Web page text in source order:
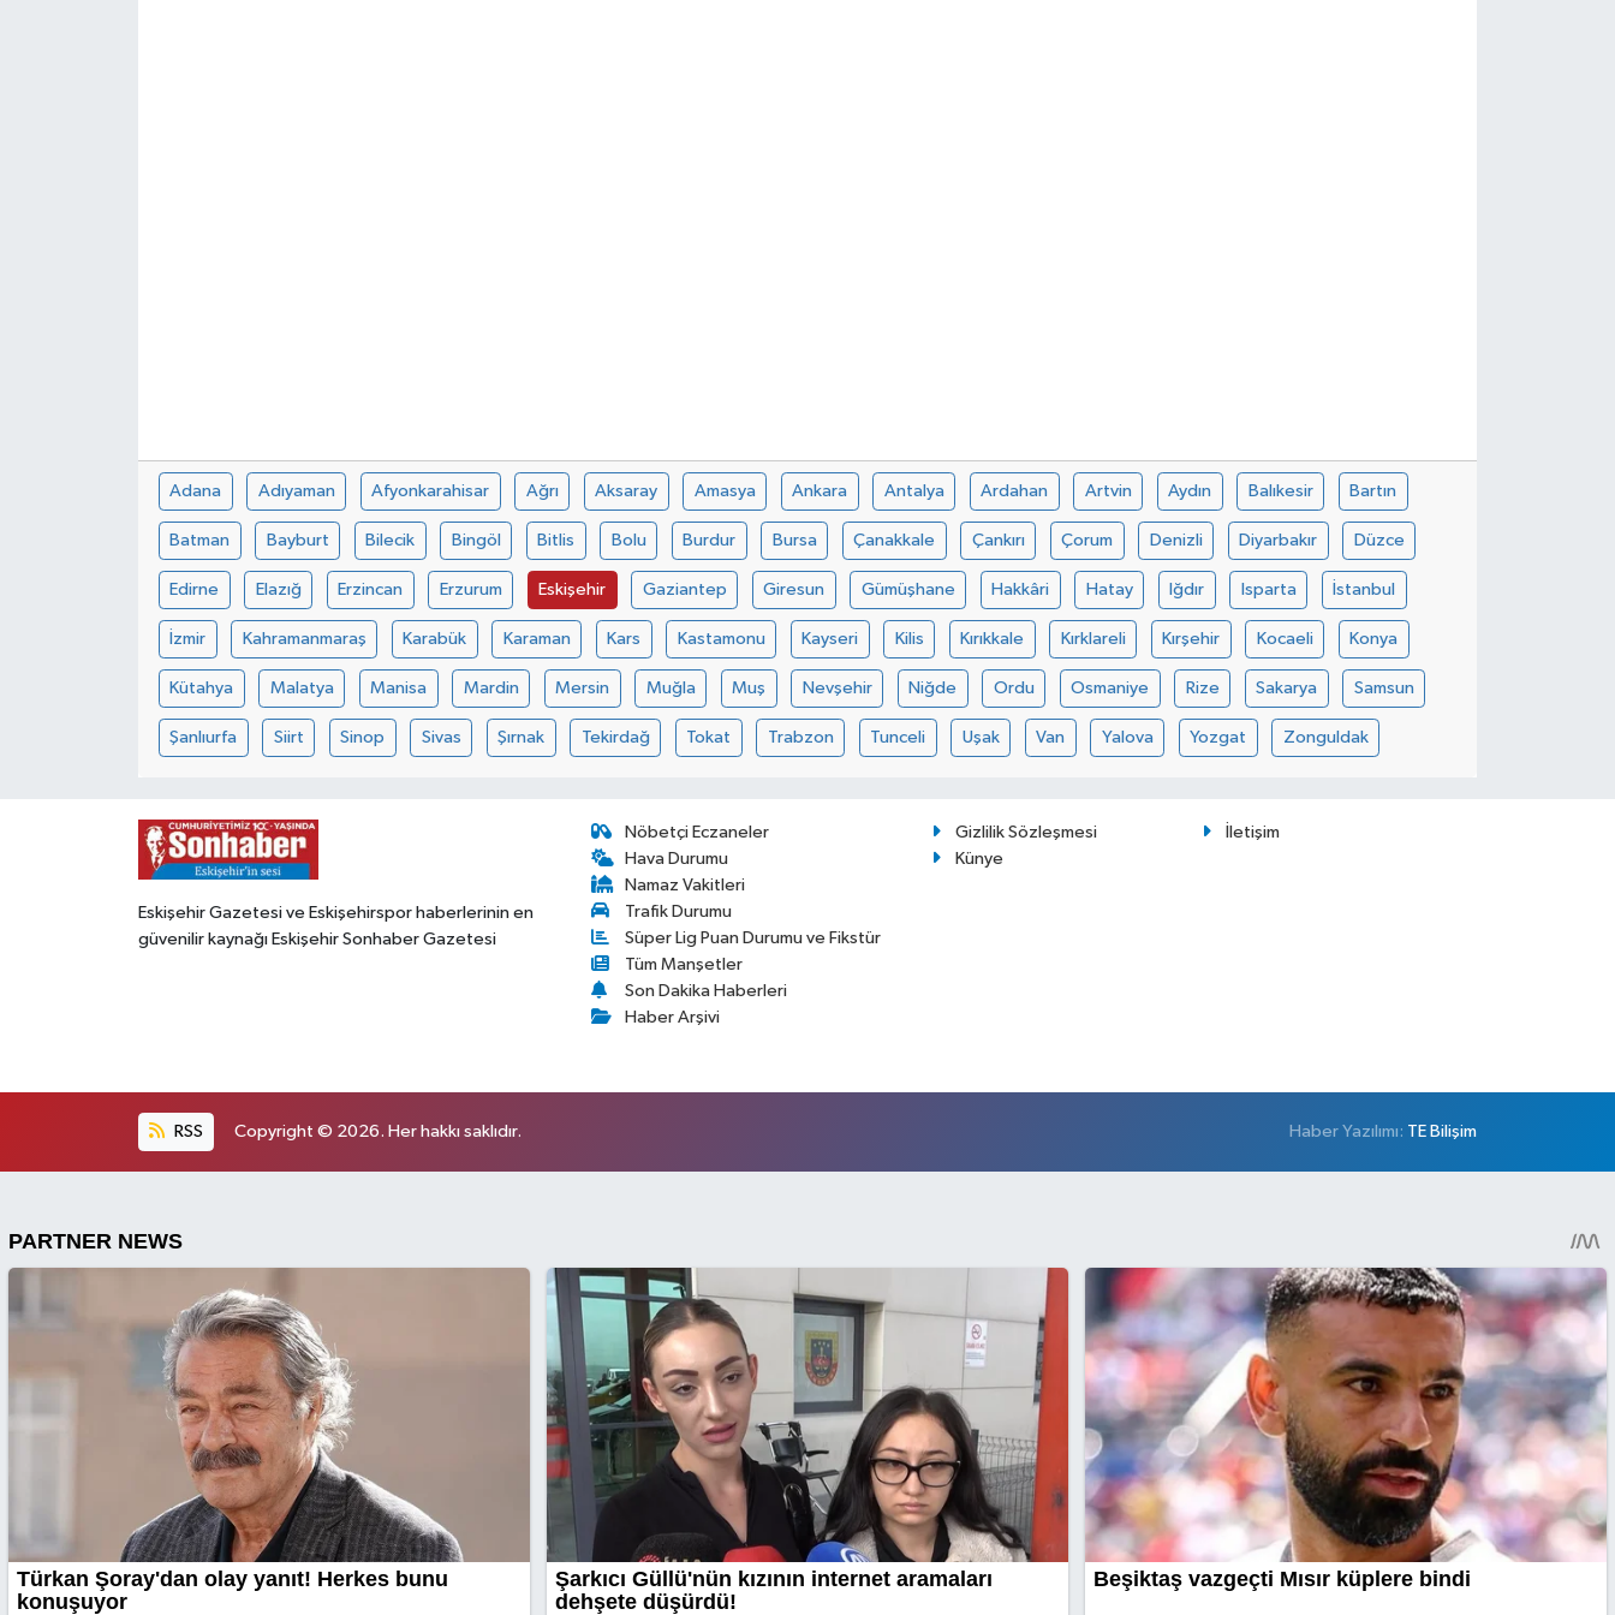
Adana Adıyaman Afyonkarahisar Ağrı Aksaray Amasya Ankara Antalya Ardahan Artvin Aydın Balıkesir Bartın
Batman Bayburt Bilecik Bingöl Bitlis Bolu Burdur Bursa Çanakkale Çankırı Çorum Denizli Diyarbakır Düzce
Edirne Elazığ Erzincan Erzurum Eskişehir Gaziantep Giresun Gümüşhane Hakkâri Hatay Iğdır Isparta İstanbul
İzmir Kahramanmaraş Karabük Karaman Kars Kastamonu Kayseri Kilis Kırıkkale Kırklareli Kırşehir Kocaeli Konya
Kütahya Malatya Manisa Mardin Mersin Muğla Muş Nevşehir Niğde Ordu Osmaniye Rize Sakarya Samsun
Şanlıurfa Siirt Sinop Sivas Şırnak Tekirdağ Tokat Trabzon Tunceli Uşak Van Yalova Yozgat Zonguldak
Eskişehir Gazetesi ve Eskişehirspor haberlerinin en
güvenilir kaynağı Eskişehir Sonhaber Gazetesi
Nöbetçi Eczaneler
Hava Durumu
Namaz Vakitleri
Trafik Durumu
Süper Lig Puan Durumu ve Fikstür
Tüm Manşetler
Son Dakika Haberleri
Haber Arşivi
Gizlilik Sözleşmesi
İletişim
Künye
RSS Copyright © 2026. Her hakkı saklıdır. Haber Yazılımı: TE Bilişim